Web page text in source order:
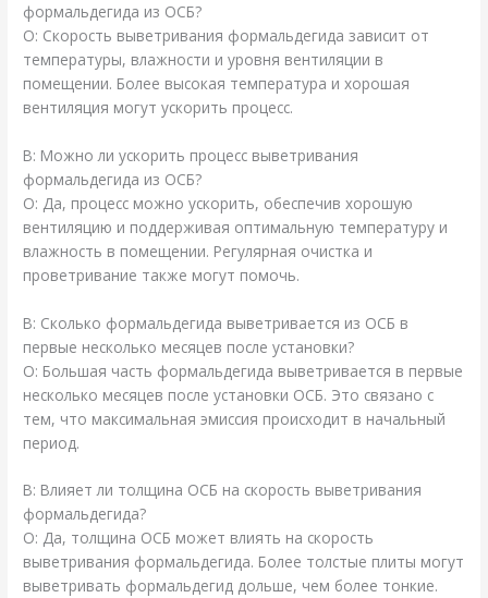
формальдегида из ОСБ?
О: Скорость выветривания формальдегида зависит от
температуры, влажности и уровня вентиляции в
помещении. Более высокая температура и хорошая
вентиляция могут ускорить процесс.
В: Можно ли ускорить процесс выветривания
формальдегида из ОСБ?
О: Да, процесс можно ускорить, обеспечив хорошую
вентиляцию и поддерживая оптимальную температуру и
влажность в помещении. Регулярная очистка и
проветривание также могут помочь.
В: Сколько формальдегида выветривается из ОСБ в
первые несколько месяцев после установки?
О: Большая часть формальдегида выветривается в первые
несколько месяцев после установки ОСБ. Это связано с
тем, что максимальная эмиссия происходит в начальный
период.
В: Влияет ли толщина ОСБ на скорость выветривания
формальдегида?
О: Да, толщина ОСБ может влиять на скорость
выветривания формальдегида. Более толстые плиты могут
выветривать формальдегид дольше, чем более тонкие.